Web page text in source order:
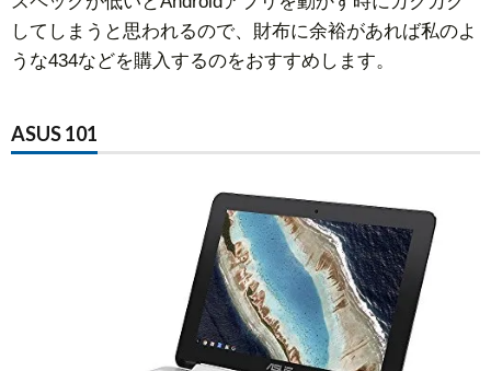
してしまうと思われるので、財布に余裕があれば私のよ
うな434などを購入するのをおすすめします。
ASUS 101